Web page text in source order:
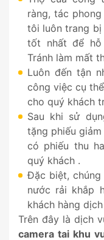
ràng, tác
tôi luôn trang bị
tốt nhất để
Tránh làm mất
Luôn đến tận
công việc cụ
cho quý khách
Sau khi sử
tặng phiếu
có phiếu thu
quý khách .
Đặc biệt, chúng
nước rải khắp
khách hàng
Trên đây là dịch
camera tai khu